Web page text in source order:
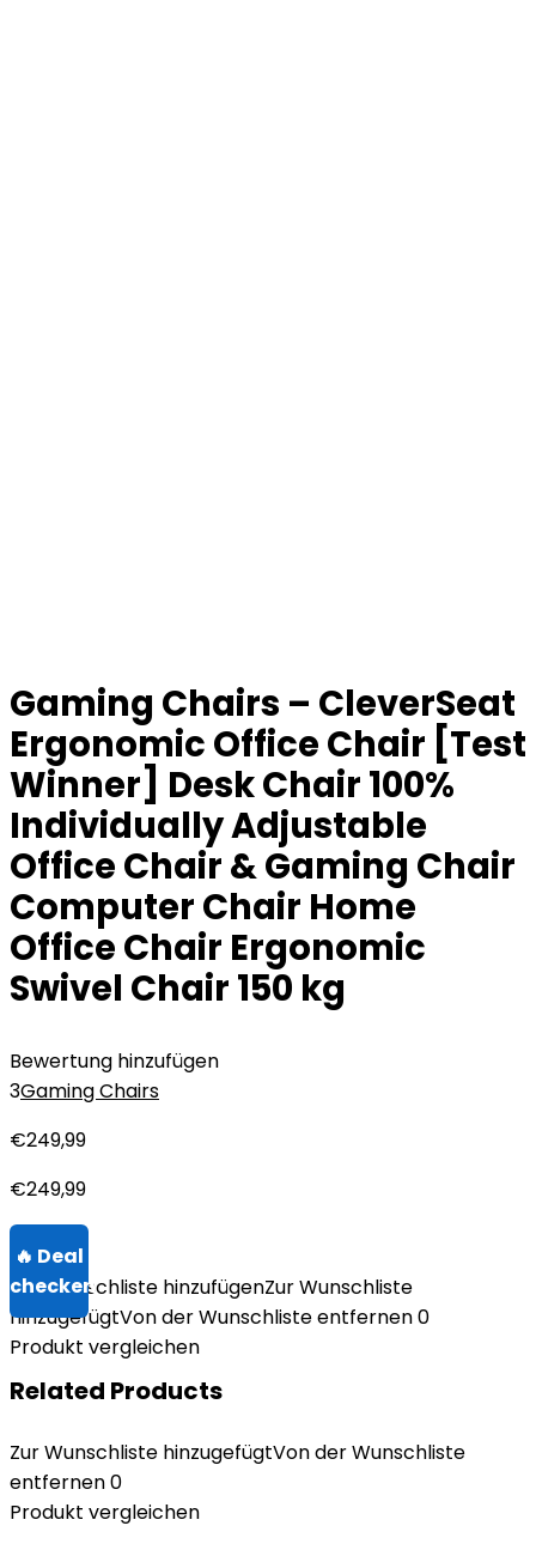
Gaming Chairs – CleverSeat
Ergonomic Office Chair [Test
Winner] Desk Chair 100%
Individually Adjustable
Office Chair & Gaming Chair
Computer Chair Home
Office Chair Ergonomic
Swivel Chair 150 kg
Bewertung hinzufügen
3Gaming Chairs
€249,99
€249,99
Zur Wunschliste hinzufügenZur Wunschliste
hinzugefügtVon der Wunschliste entfernen0
Produkt vergleichen
Related Products
Zur Wunschliste hinzugefügtVon der Wunschliste
entfernen0
Produkt vergleichen